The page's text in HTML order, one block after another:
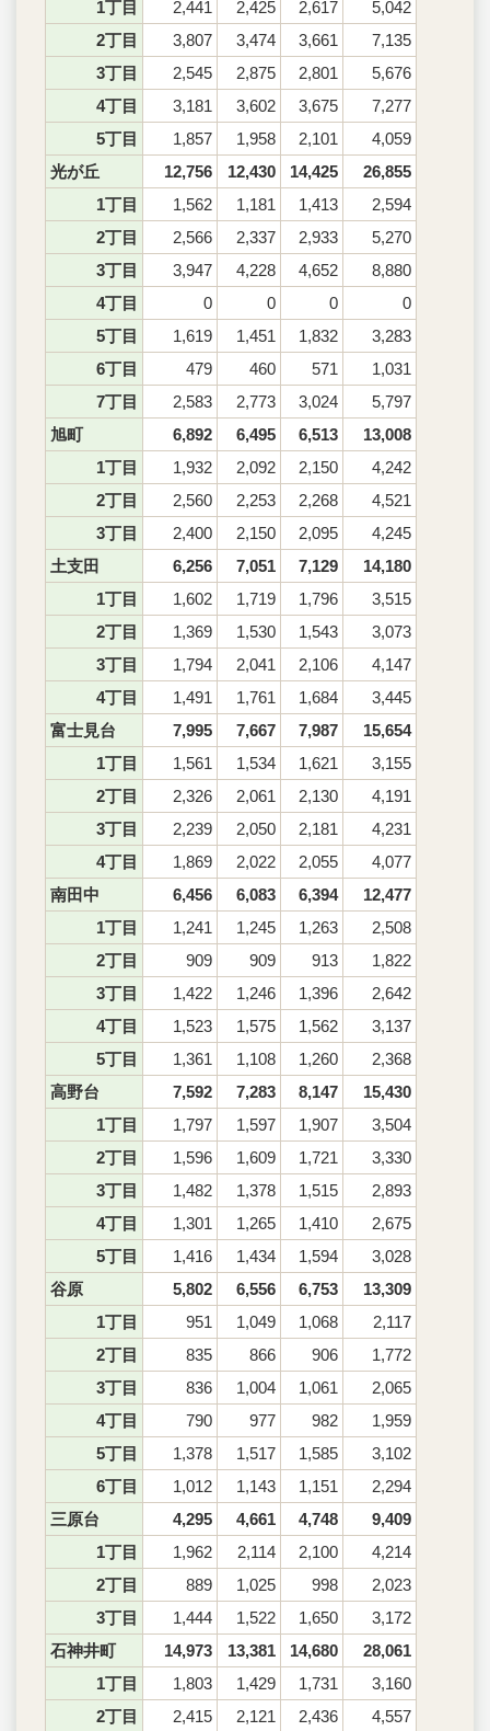
1丁目 2,441 2,425 2,617
5,042
2丁目
3,807 3,474 3,661
7,135
3丁目
2,545 2,875 2,801
5,676
4丁目
3,181 3,602 3,675
7,277
5丁目
1,857 1,958 2,101
4,059
光が丘
12,756 12,430 14,425
26,855
1丁目
1,562 1,181 1,413
2,594
2丁目
2,566 2,337 2,933
5,270
3丁目
3,947 4,228 4,652
8,880
4丁目
0 0 0
0
5丁目
1,619 1,451 1,832
3,283
6丁目
479 460 571
1,031
7丁目
2,583 2,773 3,024
5,797
旭町
6,892 6,495 6,513
13,008
1丁目
1,932 2,092 2,150
4,242
2丁目
2,560 2,253 2,268
4,521
3丁目
2,400 2,150 2,095
4,245
土支田
6,256 7,051 7,129
14,180
1丁目
1,602 1,719 1,796
3,515
2丁目
1,369 1,530 1,543
3,073
3丁目
1,794 2,041 2,106
4,147
4丁目
1,491 1,761 1,684
3,445
富士見台
7,995 7,667 7,987
15,654
1丁目
1,561 1,534 1,621
3,155
2丁目
2,326 2,061 2,130
4,191
3丁目
2,239 2,050 2,181
4,231
4丁目
1,869 2,022 2,055
4,077
南田中
6,456 6,083 6,394
12,477
1丁目
1,241 1,245 1,263
2,508
2丁目
909 909 913
1,822
3丁目
1,422 1,246 1,396
2,642
4丁目
1,523 1,575 1,562
3,137
5丁目
1,361 1,108 1,260
2,368
高野台
7,592 7,283 8,147
15,430
1丁目
1,797 1,597 1,907
3,504
2丁目
1,596 1,609 1,721
3,330
3丁目
1,482 1,378 1,515
2,893
4丁目
1,301 1,265 1,410
2,675
5丁目
1,416 1,434 1,594
3,028
谷原
5,802 6,556 6,753
13,309
1丁目
951 1,049 1,068
2,117
2丁目
835 866 906
1,772
3丁目
836 1,004 1,061
2,065
4丁目
790 977 982
1,959
5丁目
1,378 1,517 1,585
3,102
6丁目
1,012 1,143 1,151
2,294
三原台
4,295 4,661 4,748
9,409
1丁目
1,962 2,114 2,100
4,214
2丁目
889 1,025 998
2,023
3丁目
1,444 1,522 1,650
3,172
石神井町
14,973 13,381 14,680
28,061
1丁目
1,803 1,429 1,731
3,160
2丁目
2,415 2,121 2,436
4,557